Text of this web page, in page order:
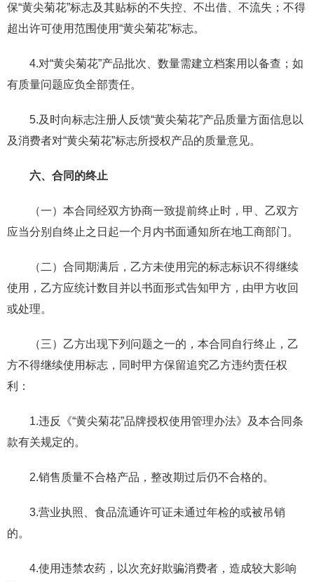
保“黄尖菊花”标志及其贴标的不失控、不出借、不流失；不得
超出许可使用范围使用“黄尖菊花”标志。
4.对“黄尖菊花”产品批次、数量需建立档案用以备查；如
有质量问题应负全部责任。
5.及时向标志注册人反馈“黄尖菊花”产品质量方面信息以
及消费者对“黄尖菊花”标志所授权产品的质量意见。
六、合同的终止
（一）本合同经双方协商一致提前终止时，甲、乙双方
应当分别自终止之日起一个月内书面通知所在地工商部门。
（二）合同期满后，乙方未使用完的标志标识不得继续
使用，乙方应统计数目并以书面形式告知甲方，由甲方收回
或处理。
（三）乙方出现下列问题之一的，本合同自行终止，乙
方不得继续使用标志，同时甲方保留追究乙方违约责任权
利：
1.违反《“黄尖菊花”品牌授权使用管理办法》及本合同条
款有关规定的。
2.销售质量不合格产品，整改期过后仍不合格的。
3.营业执照、食品流通许可证未通过年检的或被吊销
的。
4.使用违禁农药，以次充好欺骗消费者，造成较大影响